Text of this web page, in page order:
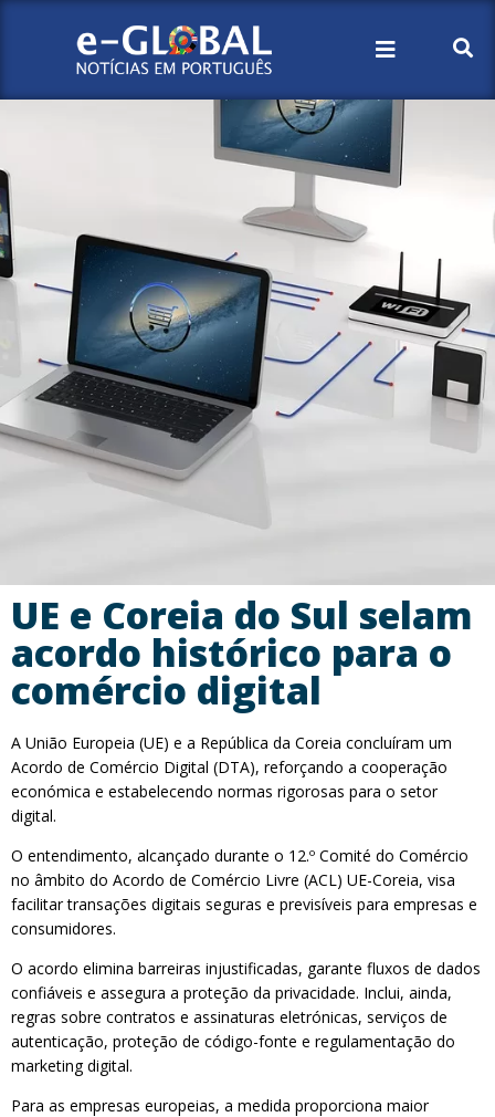
UE e Coreia do Sul selam
acordo histórico para o
comércio digital
A União Europeia (UE) e a República da Coreia concluíram um
Acordo de Comércio Digital (DTA), reforçando a cooperação
económica e estabelecendo normas rigorosas para o setor
digital.
O entendimento, alcançado durante o 12.º Comité do Comércio
no âmbito do Acordo de Comércio Livre (ACL) UE-Coreia, visa
facilitar transações digitais seguras e previsíveis para empresas e
consumidores.
O acordo elimina barreiras injustificadas, garante fluxos de dados
confiáveis e assegura a proteção da privacidade. Inclui, ainda,
regras sobre contratos e assinaturas eletrónicas, serviços de
autenticação, proteção de código-fonte e regulamentação do
marketing digital.
Para as empresas europeias, a medida proporciona maior